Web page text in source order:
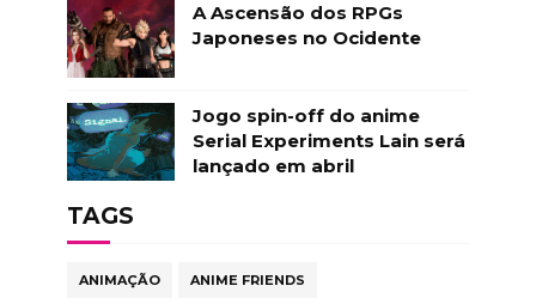
A Ascensão dos RPGs
Japoneses no Ocidente
Jogo spin-off do anime
Serial Experiments Lain será
lançado em abril
TAGS
ANIMAÇÃO ANIME FRIENDS